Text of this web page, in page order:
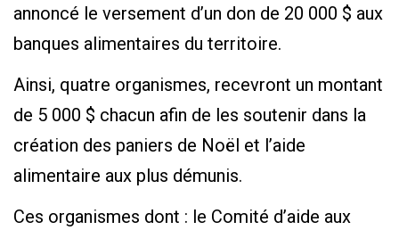
annoncé le versement d’un don de 20 000 $ aux
banques alimentaires du territoire.
Ainsi, quatre organismes, recevront un montant
de 5 000 $ chacun afin de les soutenir dans la
création des paniers de Noël et l’aide
alimentaire aux plus démunis.
Ces organismes dont : le Comité d’aide aux